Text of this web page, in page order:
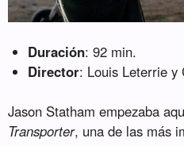
Duración: 92 min.
Director: Louis Leterrie y
Jason Statham empezaba
Transporter, una de las más